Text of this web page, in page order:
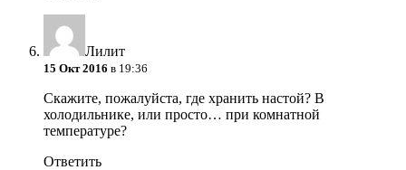
Лилит
15 Окт 2016 в 19:36
Скажите, пожалуйста, где хранить настой? В
холодильнике, или просто… при комнатной
температуре?
Ответить